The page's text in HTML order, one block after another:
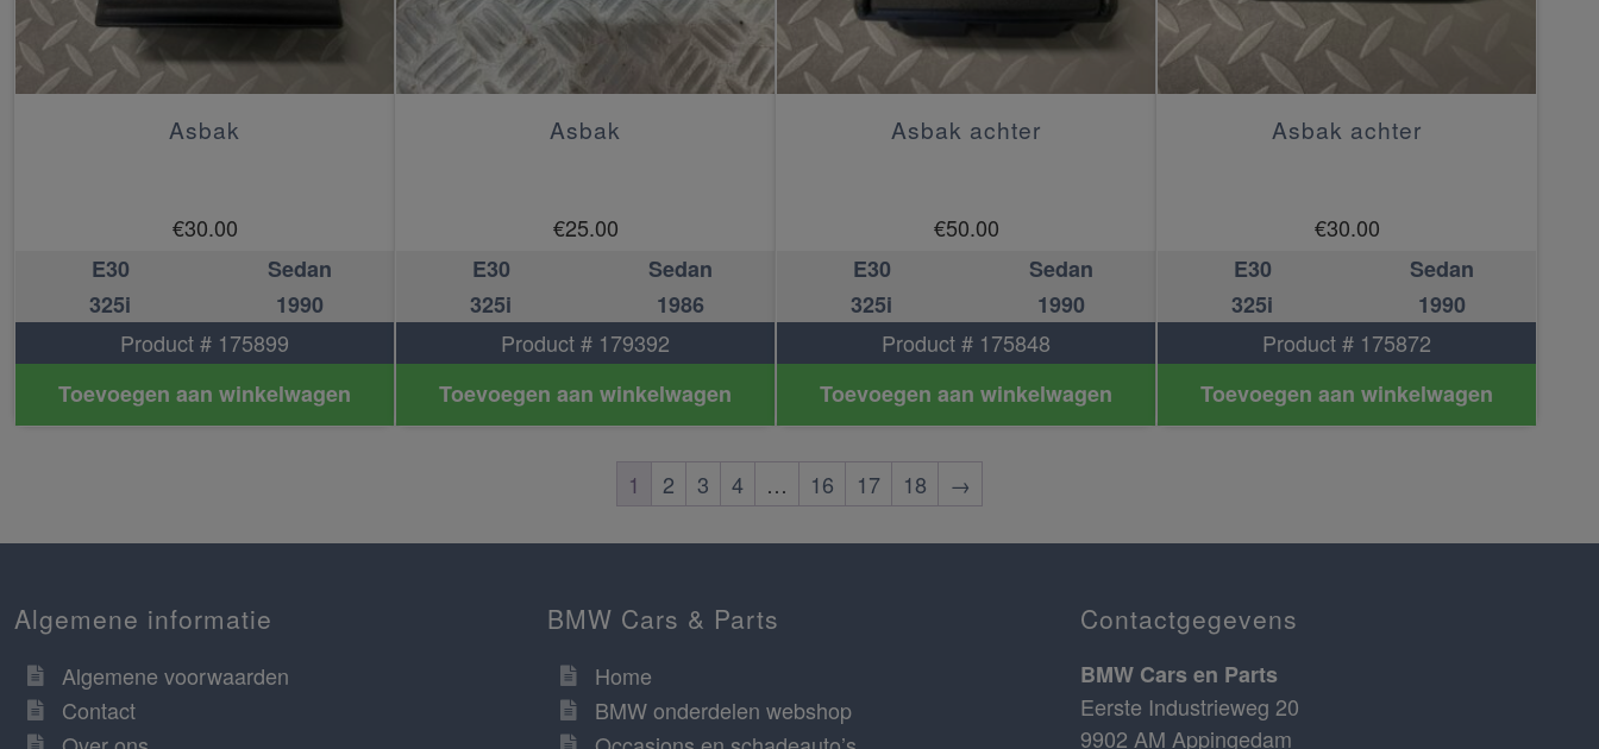
Asbak
€30.00
E30
Sedan
325i
1990
Product # 175899
Toevoegen aan winkelwagen
Asbak
€25.00
E30
Sedan
325i
1986
Product # 179392
Toevoegen aan winkelwagen
Asbak achter
€50.00
E30
Sedan
325i
1990
Product # 175848
Toevoegen aan winkelwagen
Asbak achter
€30.00
E30
Sedan
325i
1990
Product # 175872
Toevoegen aan winkelwagen
1 2 3 4 … 16 17 18 →
Algemene informatie
Algemene voorwaarden
Contact
BMW Cars & Parts
Home
BMW onderdelen webshop
Contactgegevens
BMW Cars en Parts
Eerste Industrieweg 20
9902 AM Appingedam